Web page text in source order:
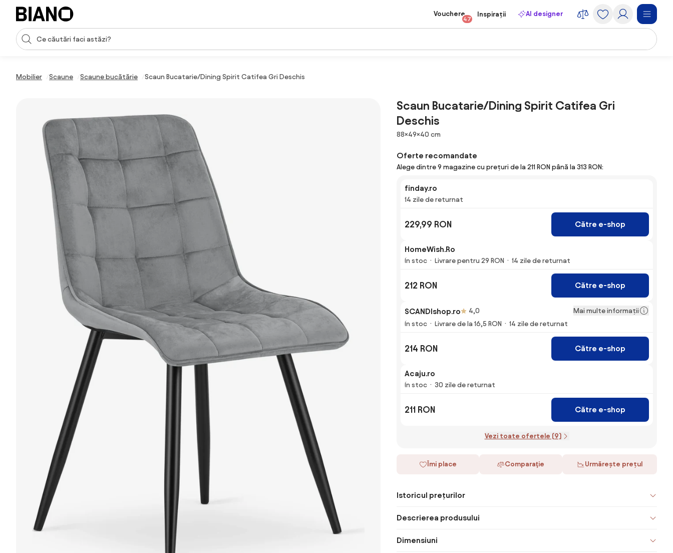
Sari peste navigare, accesează conținutul
Introducerea căutării
Vouchere
47
Inspirații AI designer
Mobilier Scaune Scaune bucătărie Scaun Bucatarie/Dining Spirit Catifea Gri Deschis
Scaun Bucatarie/Dining Spirit Catifea Gri
Deschis
Dimensiuni
88×49×40 cm
Oferte recomandate
Alege dintre 9 magazine cu prețuri de la 211 RON până la 313 RON:
finday.ro
14 zile de returnat
229,99 RON Către e-shop
HomeWish.Ro
În stoc Livrare pentru 29 RON 14 zile de returnat
212 RON Către e-shop
SCANDIshop.ro 4,0
Mai multe informații
În stoc
Livrare de la 16,5 RON 14 zile de returnat
214 RON Către e-shop
Acaju.ro
În stoc 30 zile de returnat
211 RON Către e-shop
Vezi toate ofertele (9)
Îmi place Comparaţie Urmărește prețul
Istoricul prețurilor
Descrierea produsului
Dimensiuni